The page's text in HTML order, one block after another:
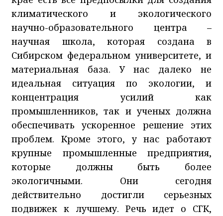
климатического и экологического
научно-образовательного центра –
научная школа, которая создана в
Сибирском федеральном университете, и
материальная база. У нас далеко не
идеальная ситуация по экологии, и
концентрация усилий как
промышленников, так и ученых должна
обеспечивать ускоренное решение этих
проблем. Кроме этого, у нас работают
крупные промышленные предприятия,
которые должны быть более
экологичными. Они сегодня
действительно достигли серьезных
подвижек к лучшему. Речь идет о СГК,